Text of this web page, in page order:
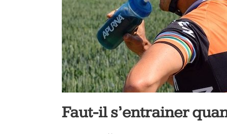
vélo
et
triathlon
Faut-il s’entrainer